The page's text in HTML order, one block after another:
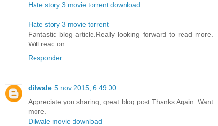
Hate story 3 movie torrent download
Hate story 3 movie torrent
Fantastic blog article.Really looking forward to read more.
Will read on...
Responder
dilwale 5 nov 2015, 6:49:00
Appreciate you sharing, great blog post.Thanks Again. Want
more.
Dilwale movie download